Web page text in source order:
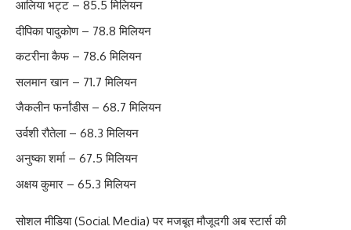
आलिया भट्ट – 85.5 मिलियन
दीपिका पादुकोण – 78.8 मिलियन
कटरीना कैफ – 78.6 मिलियन
सलमान खान – 71.7 मिलियन
जैकलीन फर्नांडीस – 68.7 मिलियन
उर्वशी रौतेला – 68.3 मिलियन
अनुष्का शर्मा – 67.5 मिलियन
अक्षय कुमार – 65.3 मिलियन
सोशल मीडिया (Social Media) पर मजबूत मौजूदगी अब स्टार्स की